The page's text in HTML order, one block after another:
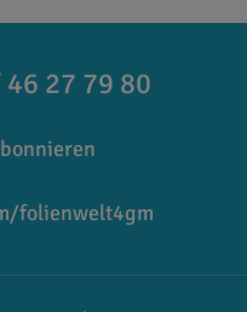
27 79 80
folienwelt4gm